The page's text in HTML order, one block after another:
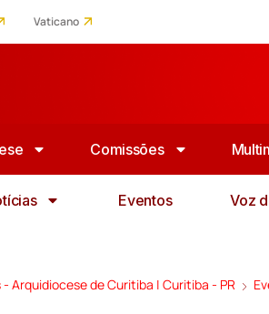
Vaticano
Comissões
Eventos Voz
- Arquidiocese de Curitiba | Curitiba - PR